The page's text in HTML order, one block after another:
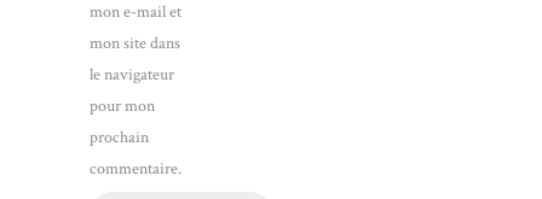
mon e-mail et
mon site dans
le navigateur
pour mon
prochain
commentaire.